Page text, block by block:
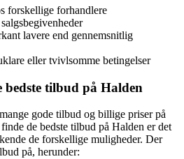
forskellige forhandlere
lavere end gennemsnitlig
eller tvivlsomme betingelser
tilbud på Halden
gode tilbud og billige priser på
de bedste tilbud på Halden er det
de forskellige muligheder. Der
på, herunder: